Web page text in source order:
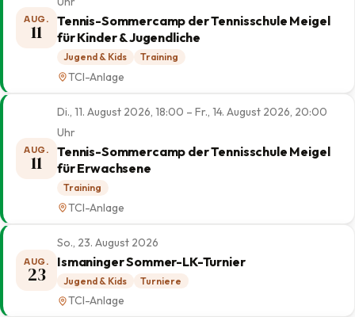
AUG.
11
Tennis-Sommercamp der Tennisschule Meigel
für Kinder & Jugendliche
Jugend & Kids Training
TCI-Anlage
AUG.
11
Di., 11. August 2026, 18:00 – Fr., 14. August 2026, 20:00
Uhr
Tennis-Sommercamp der Tennisschule Meigel
für Erwachsene
Training
TCI-Anlage
AUG.
23
So., 23. August 2026
Ismaninger Sommer-LK-Turnier
Jugend & Kids Turniere
TCI-Anlage